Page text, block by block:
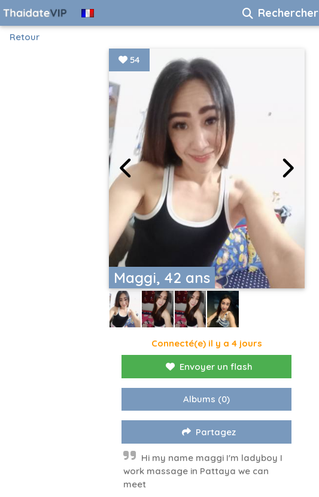
Rechercher
Retour
Maggi, 42 ans
54
Connecté(e) il y a 4 jours
Envoyer un flash
Albums (0)
Partagez
Hi my name maggi I'm ladyboy I
work massage in Pattaya we can
meet